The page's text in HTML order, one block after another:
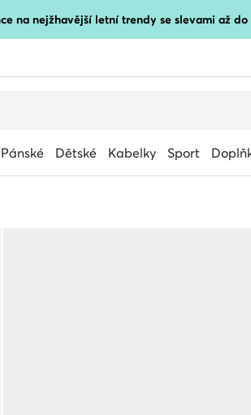
na nejžhavější letní trendy se slevami až
Pánské Dětské Kabelky Sport